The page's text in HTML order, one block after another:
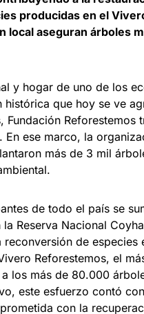
producidas en el
local aseguran árboles
y hogar de uno de los
que hoy se ve
Reforestemos
ese marco, la
más de 3 mil
de todo el país se
Reserva Nacional
de especies
Reforestemos, el
los más de 80.000
este esfuerzo contó
con la